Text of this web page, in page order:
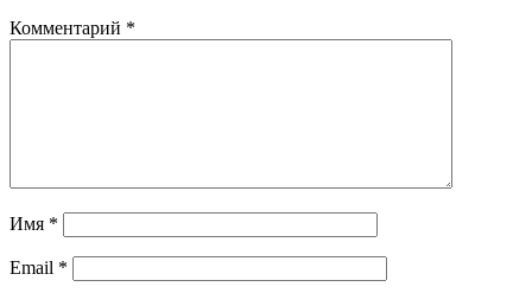
Комментарий *
Имя *
Email *